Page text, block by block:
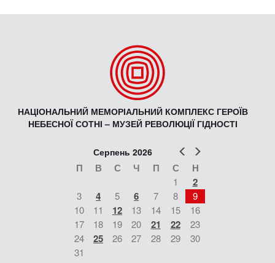
НАЦІОНАЛЬНИЙ МЕМОРІАЛЬНИЙ КОМПЛЕКС ГЕРОЇВ
НЕБЕСНОЇ СОТНІ – МУЗЕЙ РЕВОЛЮЦІЇ ГІДНОСТІ
Попер
Серпень 2026
П В С Ч П С Н
1 2
3 4 5 6 7 8
9
10
11 12 13 14 15
16
17
18 19 20 21 22
23
24
25 26 27 28 29
30
31